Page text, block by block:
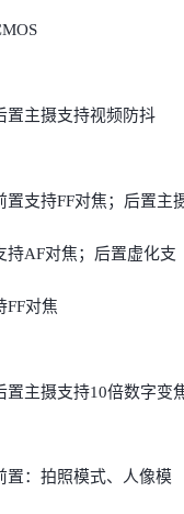
置主摄支持视频防抖
置支持FF对焦；后置主
持AF对焦；后置虚化支
FF对焦
置主摄支持10倍数字变
置：拍照模式、人像模